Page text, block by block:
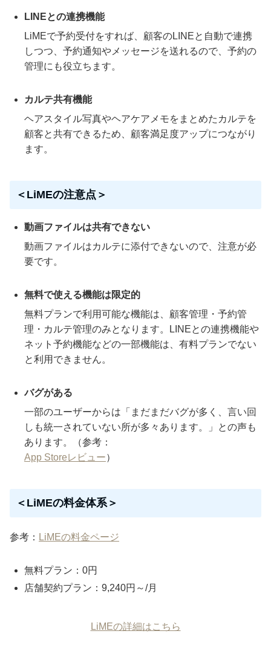
LINEとの連携機能
LiMEで予約受付をすれば、顧客のLINEと自動で連携
しつつ、予約通知やメッセージを送れるので、予約の
管理にも役立ちます。
カルテ共有機能
ヘアスタイル写真やヘアケアメモをまとめたカルテを
顧客と共有できるため、顧客満足度アップにつながり
ます。
＜LiMEの注意点＞
動画ファイルは共有できない
動画ファイルはカルテに添付できないので、注意が必
要です。
無料で使える機能は限定的
無料プランで利用可能な機能は、顧客管理・予約管
理・カルテ管理のみとなります。LINEとの連携機能や
ネット予約機能などの一部機能は、有料プランでない
と利用できません。
バグがある
一部のユーザーからは「まだまだバグが多く、言い回
しも統一されていない所が多々あります。」との声も
あります。（参考：
App Storeレビュー）
＜LiMEの料金体系＞
参考： LiMEの料金ページ
無料プラン：0円
店舗契約プラン：9,240円～/月
LiMEの詳細はこちら